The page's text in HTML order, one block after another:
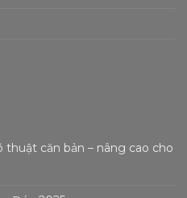
thuật căn bản – nâng cao cho